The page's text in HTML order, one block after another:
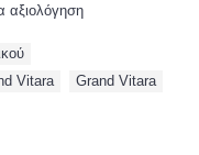
αξιολόγηση
Vitara
Grand Vitara